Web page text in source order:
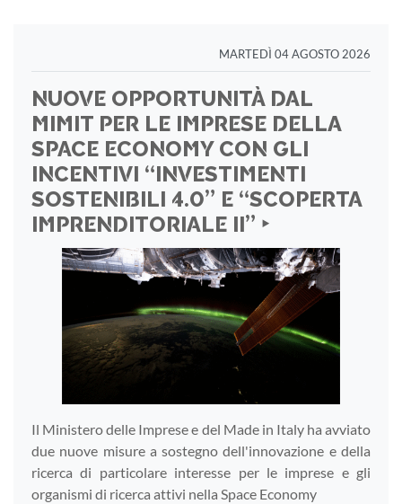
MARTEDÌ 04 AGOSTO 2026
NUOVE OPPORTUNITÀ DAL
MIMIT PER LE IMPRESE DELLA
SPACE ECONOMY CON GLI
INCENTIVI “INVESTIMENTI
SOSTENIBILI 4.0” E “SCOPERTA
IMPRENDITORIALE II” ‣
Il Ministero delle Imprese e del Made in Italy ha avviato
due nuove misure a sostegno dell'innovazione e della
ricerca di particolare interesse per le imprese e gli
organismi di ricerca attivi nella Space Economy